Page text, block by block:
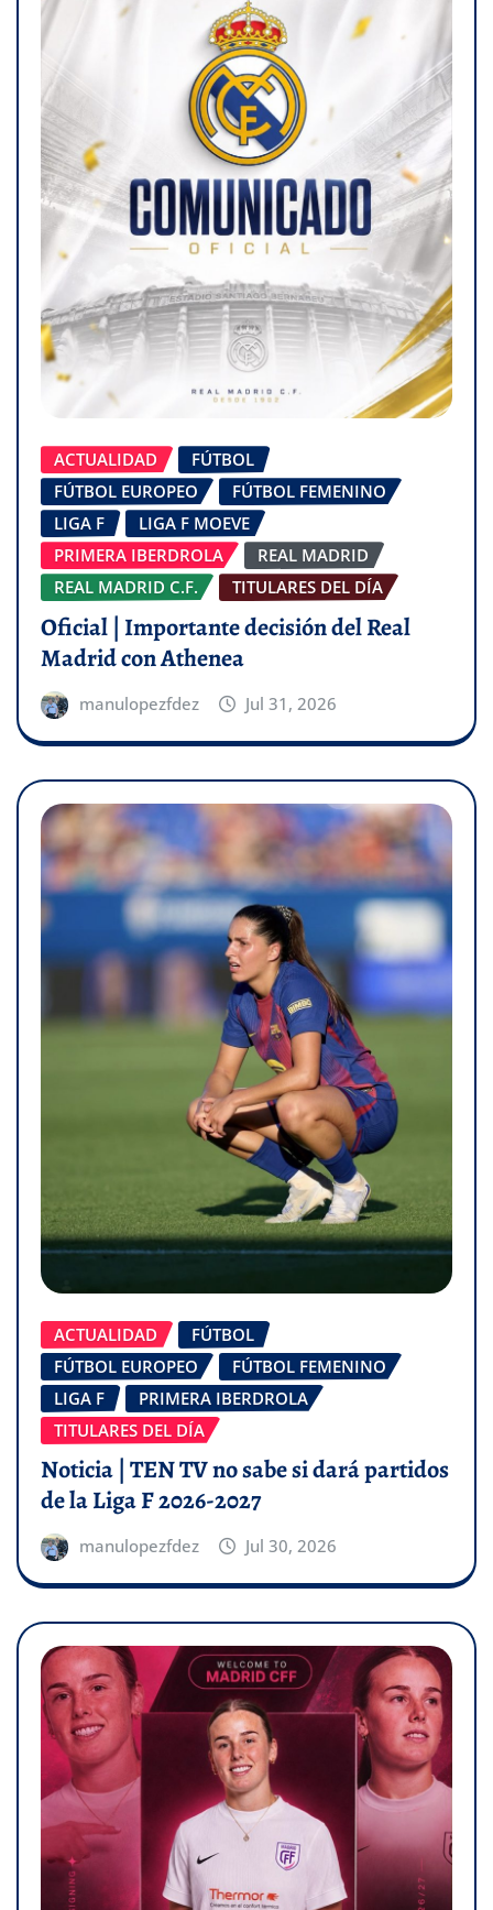
ACTUALIDAD
FÚTBOL
FÚTBOL EUROPEO
FÚTBOL FEMENINO
LIGA F
LIGA F MOEVE
PRIMERA IBERDROLA
REAL MADRID
REAL MADRID C.F.
TITULARES DEL DÍA
Oficial | Importante decisión del Real
Madrid con Athenea
manulopezfdez Jul 31, 2026
ACTUALIDAD
FÚTBOL
FÚTBOL EUROPEO
FÚTBOL FEMENINO
LIGA F
PRIMERA IBERDROLA
TITULARES DEL DÍA
Noticia | TEN TV no sabe si dará partidos
de la Liga F 2026-2027
manulopezfdez Jul 30, 2026